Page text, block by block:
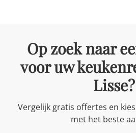
Op zoek naar
voor uw
Lisse?
Vergelijk gratis offertes en
met het beste